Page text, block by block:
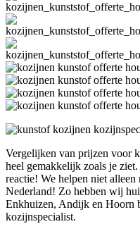
Vergelijken van prijzen voor
heel gemakkelijk zoals je
reactie! We helpen niet
Nederland! Zo hebben wij
Enkhuizen, Andijk en Hoorn
kozijnspecialist.